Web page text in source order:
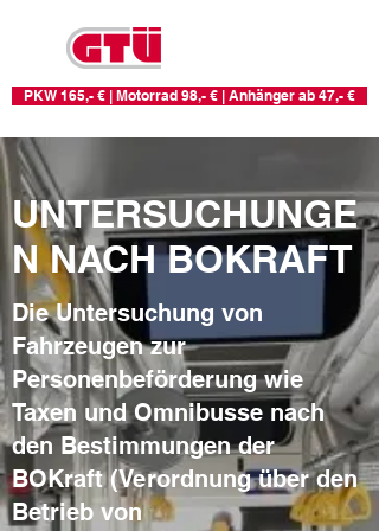
PKW 165,- € | Motorrad 98,- € | Anhänger ab 47,- €
UNTERSUCHUNGE
N NACH BOKRAFT
Die Untersuchung von
Fahrzeugen zur
Personenbeförderung wie
Taxen und Omnibusse nach
den Bestimmungen der
BOKraft (Verordnung über den
Betrieb von